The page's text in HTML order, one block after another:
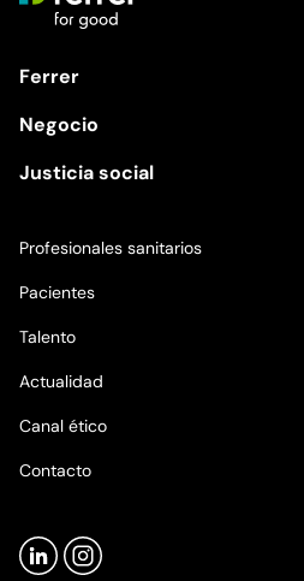
Ferrer
Negocio
Justicia social
Profesionales sanitarios
Pacientes
Talento
Actualidad
Canal ético
Contacto